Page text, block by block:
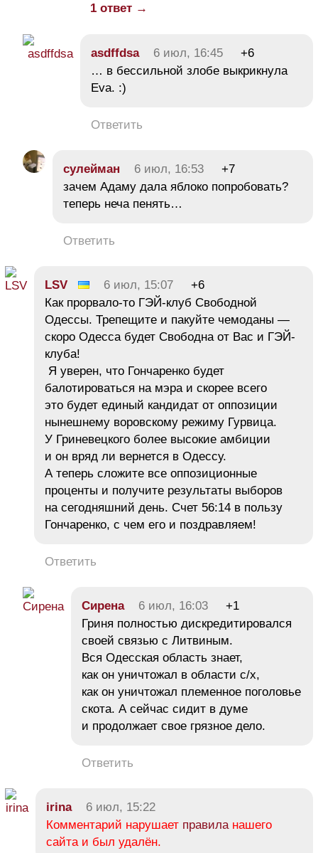
1 ответ →
asdffdsa 6 июл, 16:45
+6
… в бессильной злобе выкрикнула
Eva. :)
Ответить
сулейман 6 июл, 16:53
+7
зачем Адаму дала яблоко попробовать?
теперь неча пенять…
Ответить
LSV 6 июл, 15:07
+6
Как прорвало-то ГЭЙ-клуб Свободной
Одессы. Трепещите и пакуйте чемоданы —
скоро Одесса будет Свободна от Вас и ГЭЙ-
клуба!
Я уверен, что Гончаренко будет
балотироваться на мэра и скорее всего
это будет единый кандидат от оппозиции
нынешнему воровскому режиму Гурвица.
У Гриневецкого более высокие амбиции
и он вряд ли вернется в Одессу.
А теперь сложите все оппозиционные
проценты и получите результаты выборов
на сегодняшний день. Счет 56:14 в пользу
Гончаренко, с чем его и поздравляем!
Ответить
Сирена 6 июл, 16:03
+1
Гриня полностью дискредитировался
своей связью с Литвиным.
Вся Одесская область знает,
как он уничтожал в области с/х,
как он уничтожал племенное поголовье
скота. А сейчас сидит в думе
и продолжает свое грязное дело.
Ответить
irina
6 июл, 15:22
Комментарий нарушает правила нашего
сайта и был удалён.